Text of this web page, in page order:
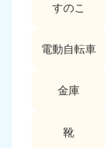
すのこ
電動自転車
金庫
靴
9:00〜19:00
栃木県
050-1881-
050-
9:00〜19:00